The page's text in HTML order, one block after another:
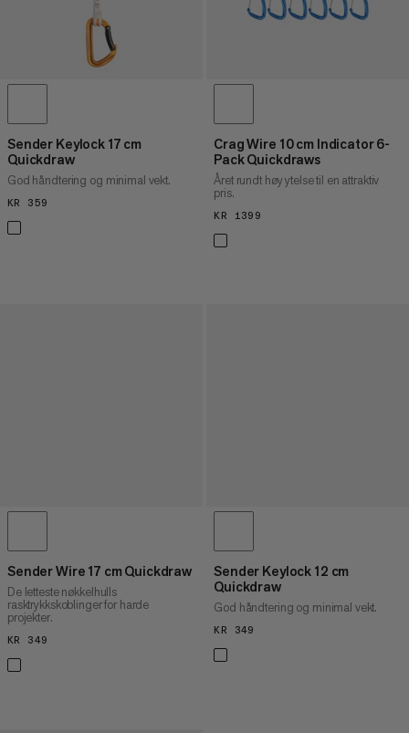
Sender Keylock 17 cm
Quickdraw
God håndtering og minimal vekt.
KR 359
Crag Wire 10 cm Indicator 6-
Pack Quickdraws
Året rundt høy ytelse til en attraktiv
pris.
KR 1399
Sender Wire 17 cm Quickdraw
De letteste nøkkelhulls
rasktrykkskoblinger for harde
projekter.
KR 349
Sender Keylock 12 cm
Quickdraw
God håndtering og minimal vekt.
KR 349